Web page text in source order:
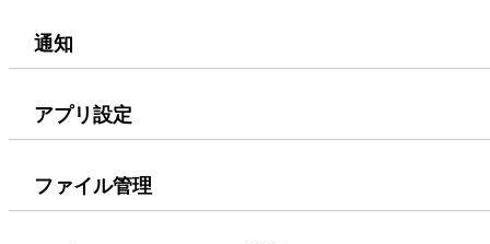
通知
アプリ設定
ファイル管理